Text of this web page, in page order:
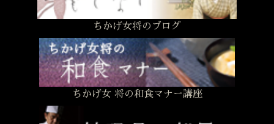
ちかげ女将のブログ
ちかげ女 将の和食マナー講座